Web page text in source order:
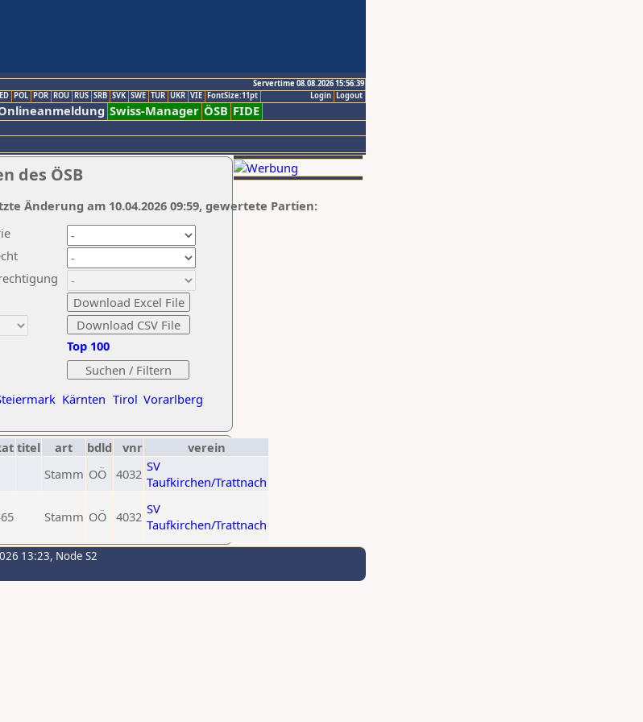
Servertime 08.08.2026 15:56:39
Logout
Login
POL POR ROU RUS SRB SVK SWE TUR UKR VIE FontSize:11pt
Swiss-Manager ÖSB FIDE
des ÖSB
Kärnten Tirol Vorarlberg
Top 100
Änderung am 10.04.2026 09:59, gewertete Partien:
titel art bdld vnr
verein
Stamm OÖ 4032 SV
Taufkirchen/Trattnach
Stamm OÖ 4032 SV
Taufkirchen/Trattnach
13:23, Node S2